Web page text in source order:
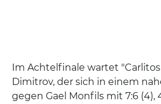
Im Achtelfinale wartet
Dimitrov, der sich in einem
gegen Gael Monfils mit 7:6 (4),